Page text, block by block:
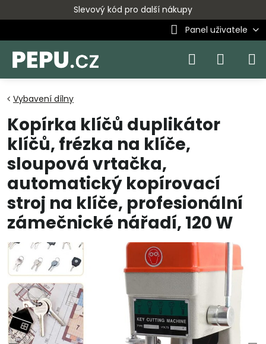
Slevový kód pro další nákupy
Panel uživatele
Vybavení dílny
Kopírka klíčů duplikátor
klíčů, frézka na klíče,
sloupová vrtačka,
automatický kopírovací
stroj na klíče, profesionální
zámečnické nářadí, 120 W